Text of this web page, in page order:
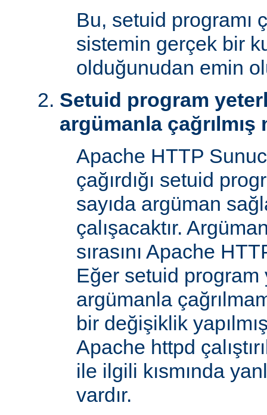
Bu, setuid programı
sistemin gerçek bir
olduğunudan emin
Setuid program
argümanla çağrılmış
Apache HTTP
çağırdığı setuid
sayıda argüman
çalışacaktır.
sırasını Apache
Eğer setuid program
argümanla
bir değişiklik
Apache httpd
ile ilgili kısmında
vardır.